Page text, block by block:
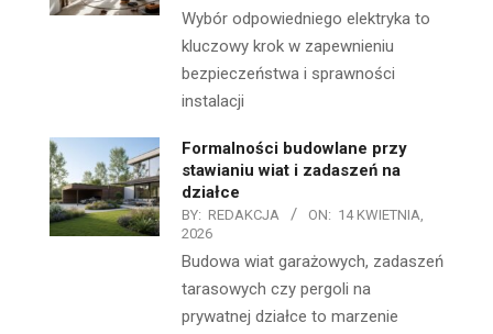
Wybór odpowiedniego elektryka to
kluczowy krok w zapewnieniu
bezpieczeństwa i sprawności
instalacji
Formalności budowlane przy
stawianiu wiat i zadaszeń na
działce
BY: REDAKCJA ON: 14 KWIETNIA,
2026
Budowa wiat garażowych, zadaszeń
tarasowych czy pergoli na
prywatnej działce to marzenie